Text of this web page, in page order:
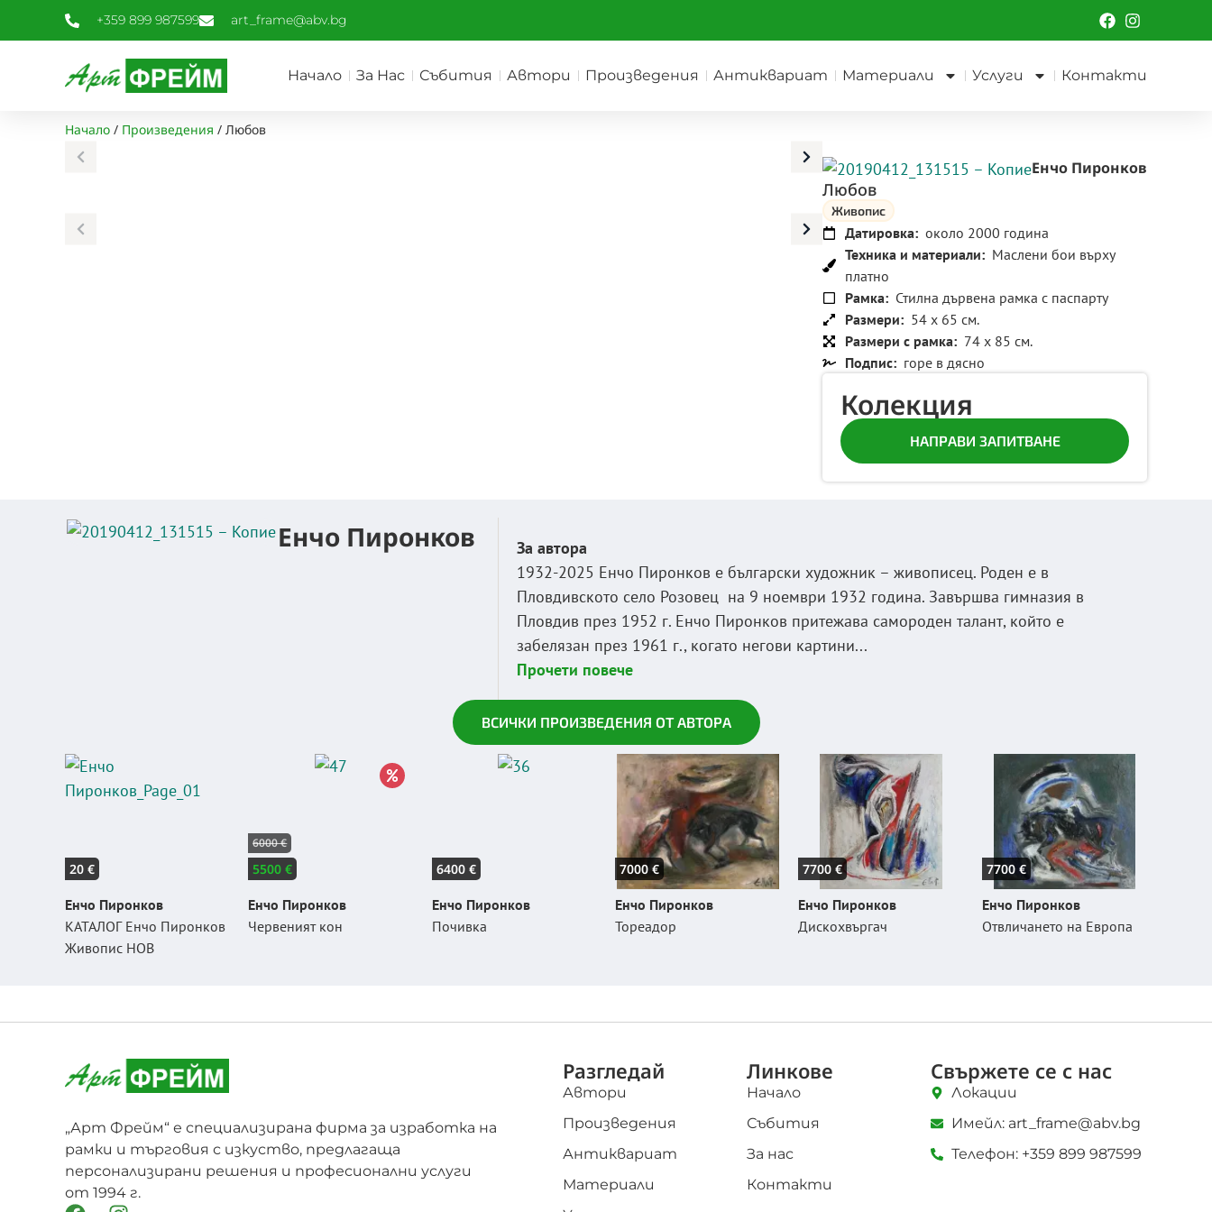
+359 899 987599 art_frame@abv.bg
Начало За Нас Събития Автори Произведения Антиквариат Материали Услуги Контакти
Начало / Произведения / Любов
Енчо Пиронков
Любов
Живопис
Датировка: около 2000 година
Техника и материали: Маслени бои върху
платно
Рамка: Стилна дървена рамка с паспарту
Размери: 54 x 65 см.
Размери с рамка: 74 x 85 см.
Подпис: горе в дясно
Колекция
НАПРАВИ ЗАПИТВАНЕ
Енчо Пиронков
За автора
1932-2025 Енчо Пиронков е български художник – живописец. Роден е в
Пловдивското село Розовец на 9 ноември 1932 година. Завършва гимназия в
Пловдив през 1952 г. Енчо Пиронков притежава самороден талант, който е
забелязан през 1961 г., когато негови картини...
Прочети повече
ВСИЧКИ ПРОИЗВЕДЕНИЯ ОТ АВТОРА
20 €
Енчо Пиронков
КАТАЛОГ Енчо Пиронков
Живопис НОВ
6000 €
5500 €
Енчо Пиронков
Червеният кон
6400 €
Енчо Пиронков
Почивка
7000 €
Енчо Пиронков
Тореадор
7700 €
Енчо Пиронков
Дискохвъргач
7700 €
Енчо Пиронков
Отвличането на Европа
„Арт Фрейм“ е специализирана фирма за изработка на
рамки и търговия с изкуство, предлагаща
персонализирани решения и професионални услуги
от 1994 г.
Разгледай
Автори
Произведения
Антиквариат
Материали
Линкове
Начало
Събития
За нас
Контакти
Свържете се с нас
Локации
Имейл: art_frame@abv.bg
Телефон: +359 899 987599